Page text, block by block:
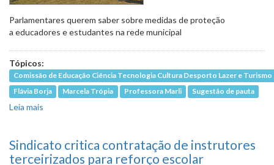
Parlamentares querem saber sobre medidas de proteção
a educadores e estudantes na rede municipal
Tópicos:
Comissão de Educação Ciência Tecnologia Cultura Desporto Lazer e Turismo
Flávia Borja
Marcela Trópia Professora Marli Sugestão de pauta
Leia mais
Sindicato critica contratação de instrutores
terceirizados para reforço escolar